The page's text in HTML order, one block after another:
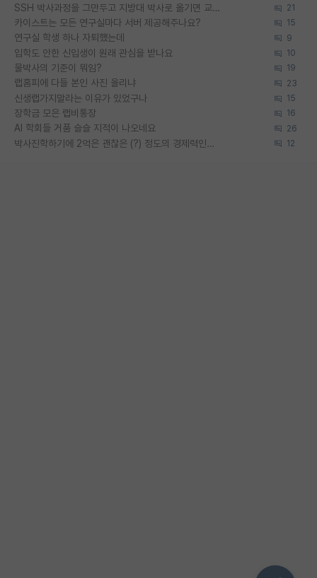
SSH 박사과정을 그만두고 지방대 박사로 옮기면 교수의 꿈은 끝일까요? 21
카이스트는 모든 연구실마다 서버 제공해주나요? 15
연구실 학생 하나 자퇴했는데 9
입학도 안한 신입생이 원래 관심을 받나요 10
물박사의 기준이 뭐임? 19
랩홈피에 다들 본인 사진 올리냐 23
신생랩가지말라는 이유가 있었구나 15
장학금 모은 랩비통장 16
AI 학회들 거품 슬슬 지적이 나오네요 26
박사진학하기에 2억은 괜찮은 (?) 정도의 경제력인가요 12